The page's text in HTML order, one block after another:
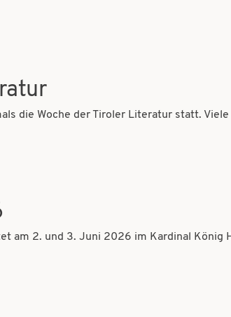
die Woche der Tiroler Literatur statt.
am 2. und 3. Juni 2026 im Kardinal König